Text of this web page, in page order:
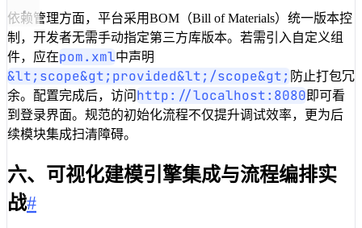
依赖管理方面，平台采用BOM（Bill of Materials）统一版本控
制，开发者无需手动指定第三方库版本。若需引入自定义组
件，应在pom.xml中声明
&lt;scope&gt;provided&lt;/scope&gt; 防止打包冗
余。配置完成后，访问 http://localhost:8080 即可看
到登录界面。规范的初始化流程不仅提升调试效率，更为后
续模块集成扫清障碍。
六、可视化建模引擎集成与流程编排实
战#